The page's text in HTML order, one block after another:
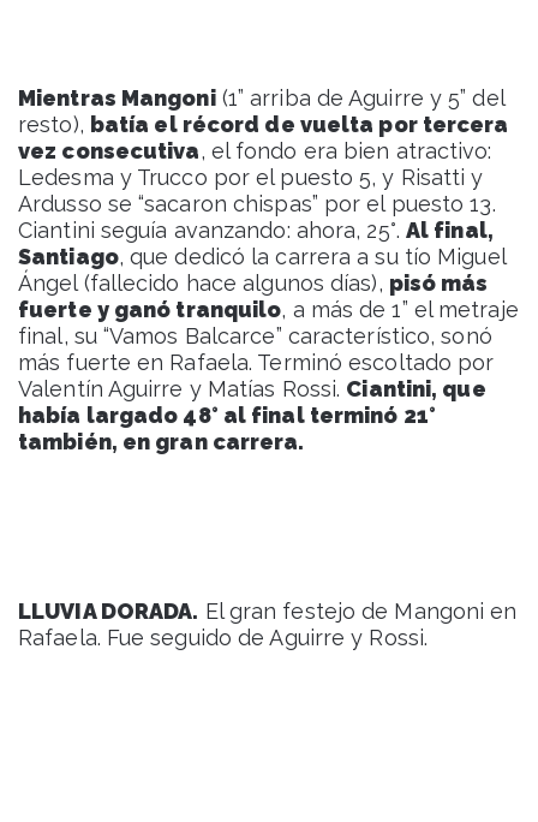
Mientras Mangoni(1” arriba de Aguirre y 5” del
resto), batía el récord de vuelta por tercera
vez consecutiva, el fondo era bien atractivo:
Ledesma y Trucco por el puesto 5, y Risatti y
Ardusso se “sacaron chispas” por el puesto 13.
Ciantini seguía avanzando: ahora, 25°. Al final,
Santiago, que dedicó la carrera a su tío Miguel
Ángel (fallecido hace algunos días), pisó más
fuerte y ganó tranquilo, a más de 1” el metraje
final, su “Vamos Balcarce” característico, sonó
más fuerte en Rafaela. Terminó escoltado por
Valentín Aguirre y Matías Rossi. Ciantini, que
había largado 48° al final terminó 21°
también, en gran carrera.
LLUVIA DORADA. El gran festejo de Mangoni en
Rafaela. Fue seguido de Aguirre y Rossi.